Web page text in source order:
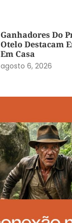
Ganhadores Do
Otelo Destacam
Em Casa
agosto 6, 2026